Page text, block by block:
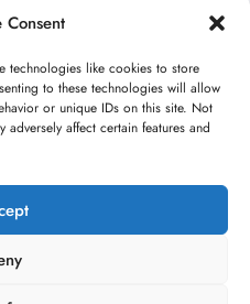
technologies like cookies to store
to these technologies will allow
or unique IDs on this site. Not
affect certain features and
Youtube